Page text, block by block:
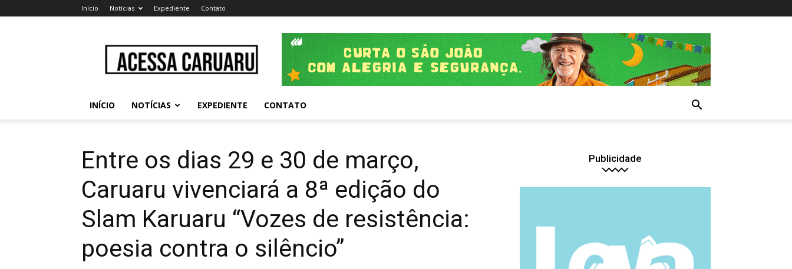
Início Notícias Expediente Contato
Caruaru
INÍCIO NOTÍCIAS EXPEDIENTE CONTATO
Entre os dias 29 e 30 de março,
Caruaru vivenciará a 8ª edição do
Slam Karuaru “Vozes de resistência:
poesia contra o silêncio”
Publicidade